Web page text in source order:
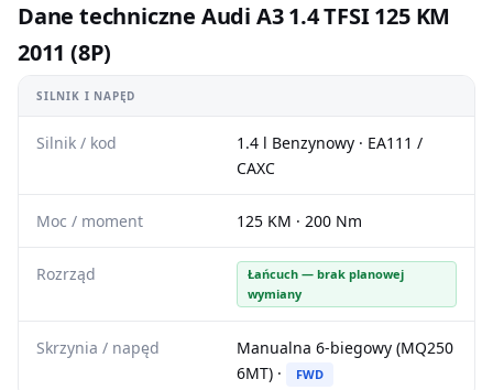
Dane techniczne Audi A3 1.4 TFSI 125 KM
2011 (8P)
SILNIK I NAPĘD
Silnik / kod
1.4 l Benzynowy · EA111 /
CAXC
Moc / moment 125 KM · 200 Nm
Rozrząd
Łańcuch — brak planowej
wymiany
Skrzynia / napęd
Manualna 6-biegowy (MQ250
6MT) ·
FWD